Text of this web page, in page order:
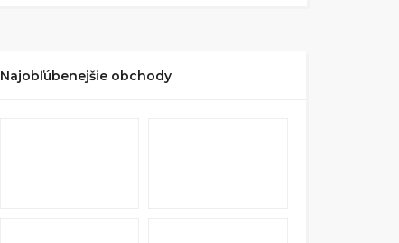
Najobľúbenejšie obchody